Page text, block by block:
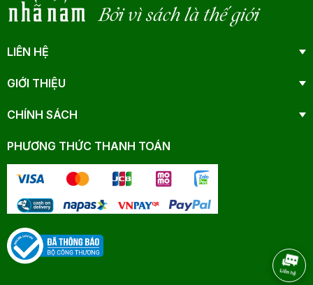
Bởi vì sách là thế giới
LIÊN HỆ
GIỚI THIỆU
CHÍNH SÁCH
PHƯƠNG THỨC THANH TOÁN